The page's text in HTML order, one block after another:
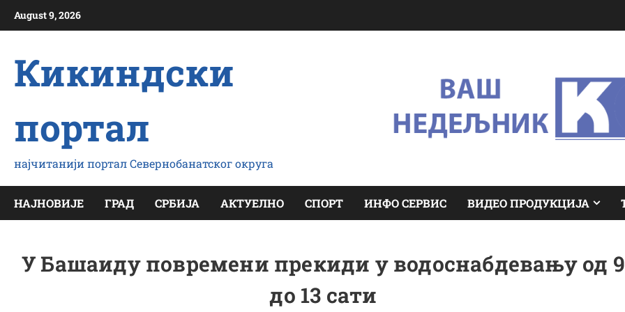
August 9, 2026
Кикиндски
портал
најчитанији портал Севернобанатског округа
НАЈНОВИЈЕ ГРАД СРБИЈА АКТУЕЛНО СПОРТ ИНФО СЕРВИС ВИДЕО ПРОДУКЦИЈА
У Башаиду повремени прекиди у водоснабдевању од 9
до 13 сати